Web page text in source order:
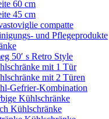
60 cm
45 cm
compatte
und Pflegeprodukte
50′ s Retro Style
mit 1 Tür
mit 2 Türen
Gefrier-Kombination
Kühlschränke
Kühlschränke